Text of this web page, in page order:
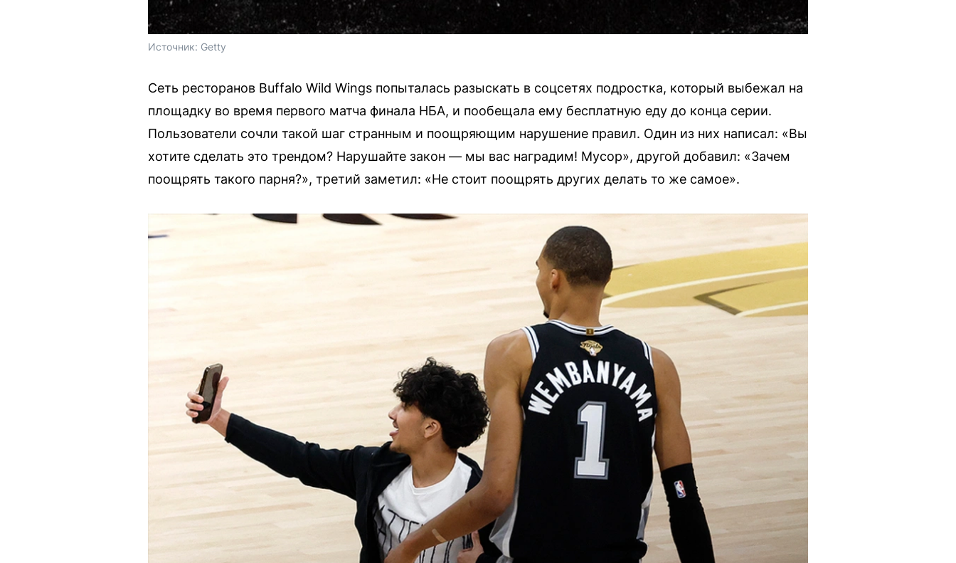
Источник: Getty
Сеть ресторанов Buffalo Wild Wings попыталась разыскать в соцсетях подростка, который выбежал на
площадку во время первого матча финала НБА, и пообещала ему бесплатную еду до конца серии.
Пользователи сочли такой шаг странным и поощряющим нарушение правил. Один из них написал: «Вы
хотите сделать это трендом? Нарушайте закон — мы вас наградим! Мусор», другой добавил: «Зачем
поощрять такого парня?», третий заметил: «Не стоит поощрять других делать то же самое».